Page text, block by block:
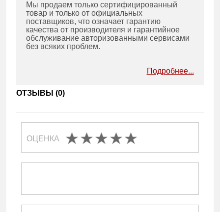
Мы продаем только сертифицированный
товар и только от официальных
поставщиков, что означает гарантию
качества от производителя и гарантийное
обслуживание авторизованными сервисами
без всяких проблем.
Подробнее...
ОТЗЫВЫ (0)
ОЦЕНКА